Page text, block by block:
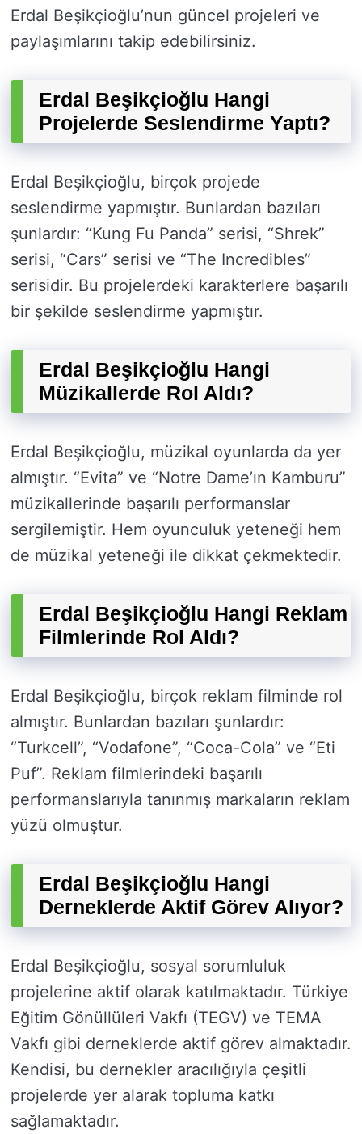
Erdal Beşikçioğlu’nun güncel projeleri ve
paylaşımlarını takip edebilirsiniz.
Erdal Beşikçioğlu Hangi
Projelerde Seslendirme Yaptı?
Erdal Beşikçioğlu, birçok projede
seslendirme yapmıştır. Bunlardan bazıları
şunlardır: “Kung Fu Panda” serisi, “Shrek”
serisi, “Cars” serisi ve “The Incredibles”
serisidir. Bu projelerdeki karakterlere başarılı
bir şekilde seslendirme yapmıştır.
Erdal Beşikçioğlu Hangi
Müzikallerde Rol Aldı?
Erdal Beşikçioğlu, müzikal oyunlarda da yer
almıştır. “Evita” ve “Notre Dame’ın Kamburu”
müzikallerinde başarılı performanslar
sergilemiştir. Hem oyunculuk yeteneği hem
de müzikal yeteneği ile dikkat çekmektedir.
Erdal Beşikçioğlu Hangi Reklam
Filmlerinde Rol Aldı?
Erdal Beşikçioğlu, birçok reklam filminde rol
almıştır. Bunlardan bazıları şunlardır:
“Turkcell”, “Vodafone”, “Coca-Cola” ve “Eti
Puf”. Reklam filmlerindeki başarılı
performanslarıyla tanınmış markaların reklam
yüzü olmuştur.
Erdal Beşikçioğlu Hangi
Derneklerde Aktif Görev Alıyor?
Erdal Beşikçioğlu, sosyal sorumluluk
projelerine aktif olarak katılmaktadır. Türkiye
Eğitim Gönüllüleri Vakfı (TEGV) ve TEMA
Vakfı gibi derneklerde aktif görev almaktadır.
Kendisi, bu dernekler aracılığıyla çeşitli
projelerde yer alarak topluma katkı
sağlamaktadır.